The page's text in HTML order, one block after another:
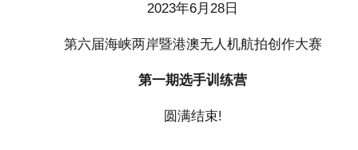
2023年6月28日
第六届海峡两岸暨港澳无人机航拍创作大赛
第一期选手训练营
圆满结束!